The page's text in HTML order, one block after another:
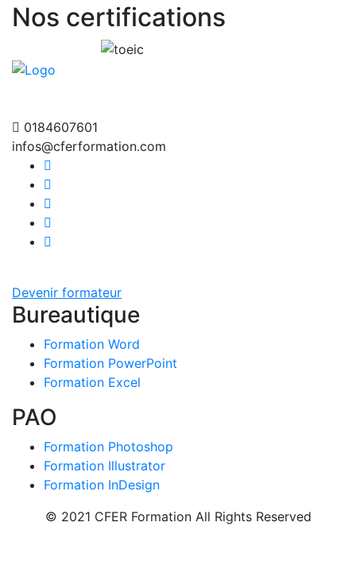
Nos certifications
0184607601
infos@cferformation.com
Devenir formateur
Bureautique
Formation Word
Formation PowerPoint
Formation Excel
PAO
Formation Photoshop
Formation Illustrator
Formation InDesign
© 2021 CFER Formation All Rights Reserved